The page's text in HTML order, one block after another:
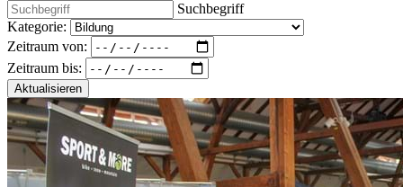
Suchbegriff
Kategorie:
Zeitraum von:
Zeitraum bis:
Aktualisieren